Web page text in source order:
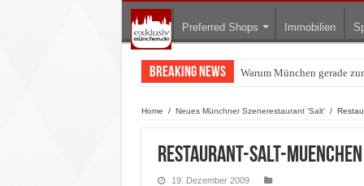
Preferred Shops Immobilien
Breaking News Warum München gerade
BMW Art Cars in
Home / Neues Münchner Szenerestaurant 'Salt' /
Restaurant-Salt-Muenchen
19. Dezember 2009